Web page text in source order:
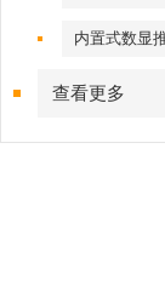
内置式数显
查看更多